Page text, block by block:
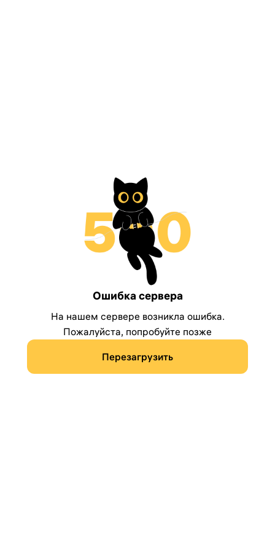
Ошибка сервера
На нашем сервере возникла ошибка.
Пожалуйста, попробуйте позже
Перезагрузить